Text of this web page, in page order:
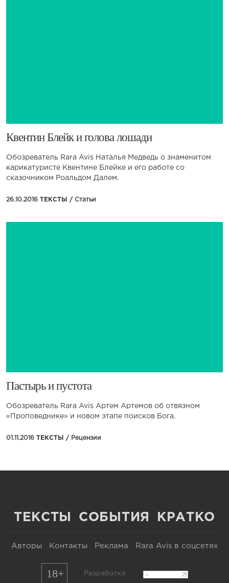
Квентин Блейк и голова лошади
Обозреватель Rara Avis Наталья Медведь о знаменитом
карикатуристе Квентине Блейке и его работе со
сказочником Роальдом Далем.
26.10.2016 ТЕКСТЫ / Статьи
​Пастырь и пустота
Обозреватель Rara Avis Артем Артемов об отвязном
«Проповеднике» и новом этапе поисков Бога.
01.11.2016 ТЕКСТЫ / Рецензии
ТЕКСТЫ СОБЫТИЯ КРАТКО
Авторы Контакты Реклама Rara Avis в соцсетях
18+ Разработка